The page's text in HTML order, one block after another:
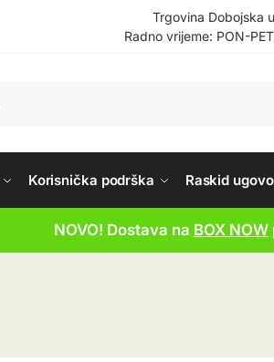
Trgovina Dobojska
Radno vrijeme: PON-
Korisnička podrška Raskid
NOVO! Dostava na BOX NOW